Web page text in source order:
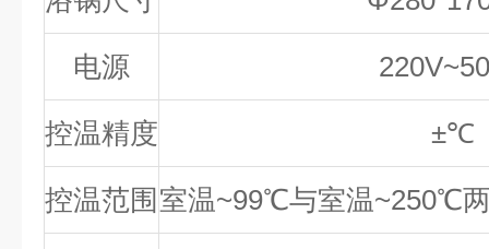
电源
控温精度 ±℃
控温范围 室温~99℃与室温~250℃